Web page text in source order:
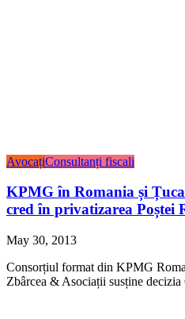
AvocațiConsultanți fiscali
KPMG în Romania și
cred în privatizarea Poștei
May 30, 2013
Consorțiul format din KPMG
Zbârcea & Asociații susține